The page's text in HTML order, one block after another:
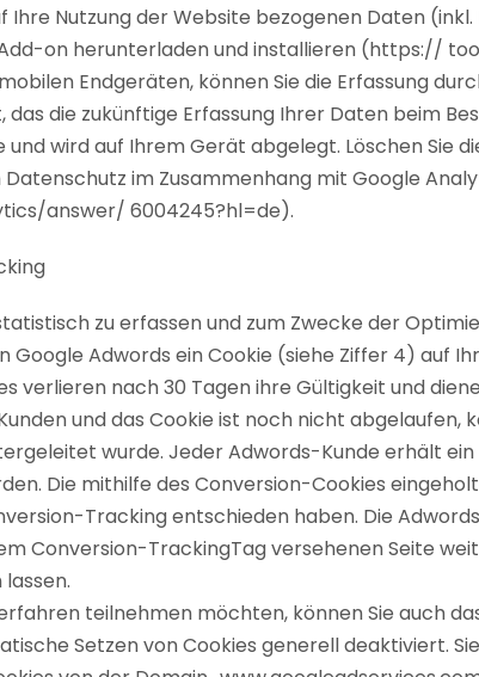
Ihre Nutzung der Website bezogenen Daten
on herunterladen und installieren (https://
Endgeräten, können Sie die Erfassung
die zukünftige Erfassung Ihrer Daten beim
wird auf Ihrem Gerät abgelegt. Löschen Sie
im Zusammenhang mit Google
answer/ 6004245?hl=de).
zu erfassen und zum Zwecke der
Google Adwords ein Cookie (siehe Ziffer 4) auf
verlieren nach 30 Tagen ihre Gültigkeit und
und das Cookie ist noch nicht abgelaufen,
wurde. Jeder Adwords-Kunde erhält
Die mithilfe des Conversion-Cookies
Tracking entschieden haben. Die
Conversion-TrackingTag versehenen Seite
teilnehmen möchten, können Sie auch
Setzen von Cookies generell deaktiviert.